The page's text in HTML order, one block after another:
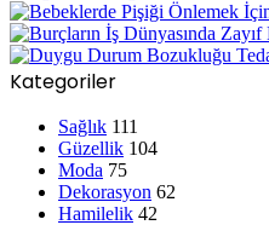
Kategoriler
Sağlık 111
Güzellik 104
Moda 75
Dekorasyon 62
Hamilelik 42